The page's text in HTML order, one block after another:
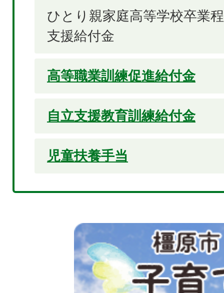
ひとり親家庭高等学校卒業
支援給付金
高等職業訓練促進給付金
自立支援教育訓練給付金
児童扶養手当
2
枚
目